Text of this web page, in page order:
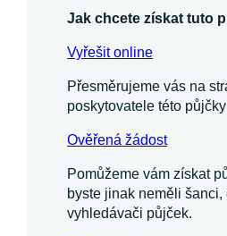
Jak chcete získat tuto
Vyřešit online
Přesměrujeme vás na
poskytovatele této půjčky
Ověřená žádost
Pomůžeme vám získat
byste jinak neměli šanci,
vyhledávači půjček.